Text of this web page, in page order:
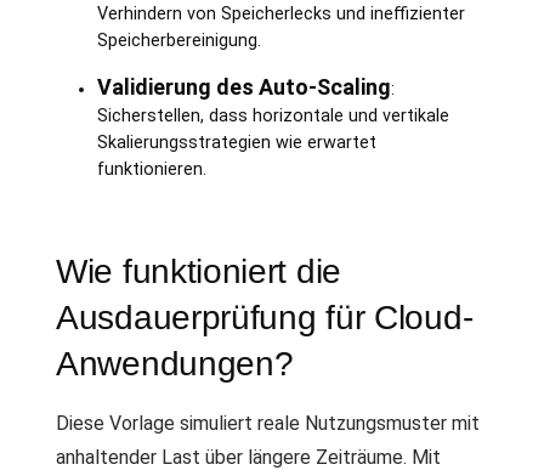
Verhindern von Speicherlecks und ineffizienter
Speicherbereinigung.
Validierung des Auto-Scaling:
Sicherstellen, dass horizontale und vertikale
Skalierungsstrategien wie erwartet
funktionieren.
Wie funktioniert die
Ausdauerprüfung für Cloud-
Anwendungen?
Diese Vorlage simuliert reale Nutzungsmuster mit
anhaltender Last über längere Zeiträume. Mit